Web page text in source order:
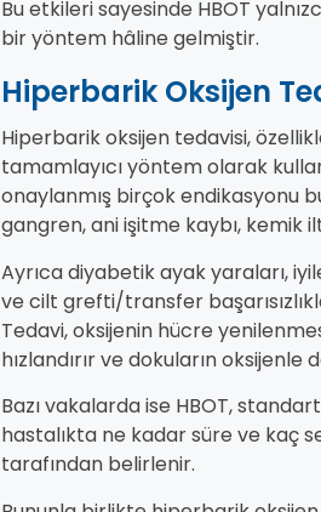
Bu etkileri sayesinde HBOT
bir yöntem hâline gelmiştir.
Hiperbarik Oksijen
Hiperbarik oksijen tedavisi,
tamamlayıcı yöntem olarak
onaylanmış birçok endikasyonu
gangren, ani işitme kaybı, kemik
Ayrıca diyabetik ayak yaraları,
ve cilt grefti/transfer
Tedavi, oksijenin hücre
hızlandırır ve dokuların
Bazı vakalarda ise HBOT,
hastalıkta ne kadar süre ve kaç
tarafından belirlenir.